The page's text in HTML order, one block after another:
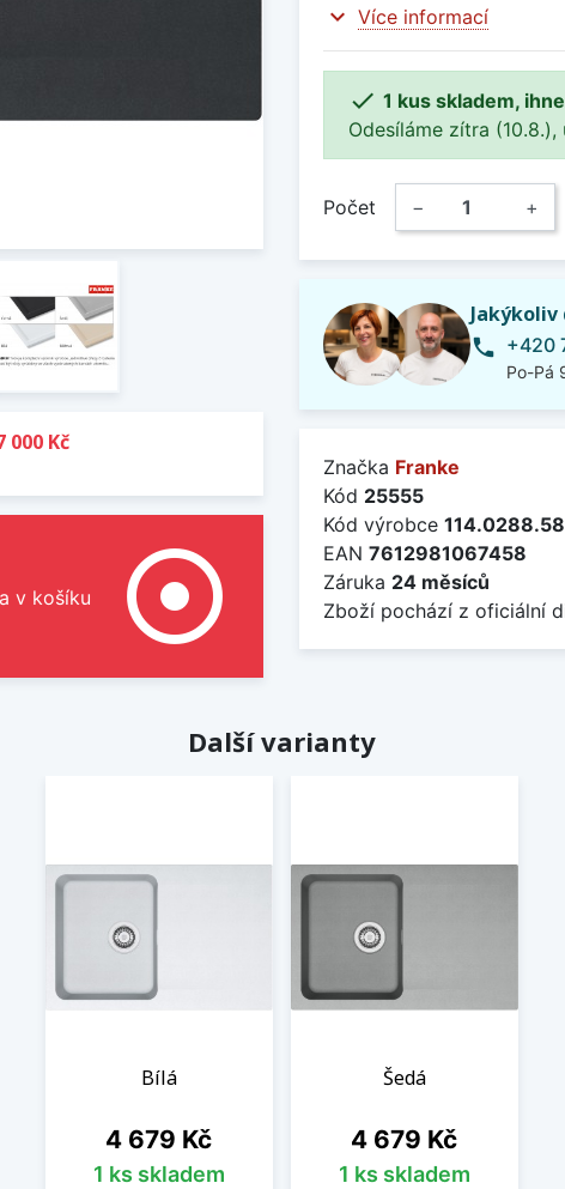
Kč
v košíku
adjust
expand_more Více informací
 1 kus skladem,
Odesíláme zítra (10.8.),
Počet − +
Jakýkoliv
phone +420
Po-Pá
Značka Franke
Kód 25555
Kód výrobce
EAN 7612981067458
Záruka 24 měsíců
Zboží pochází z oficiální
Další varianty
Bílá
Cena
4 679 Kč
1 ks skladem
Šedá
Cena
4 679 Kč
1 ks skladem